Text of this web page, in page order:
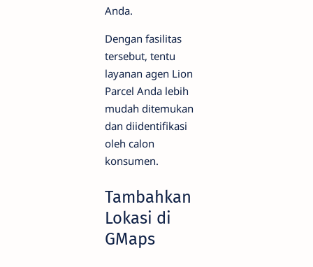
Anda.
Dengan fasilitas
tersebut, tentu
layanan agen Lion
Parcel Anda lebih
mudah ditemukan
dan diidentifikasi
oleh calon
konsumen.
Tambahkan
Lokasi di
GMaps